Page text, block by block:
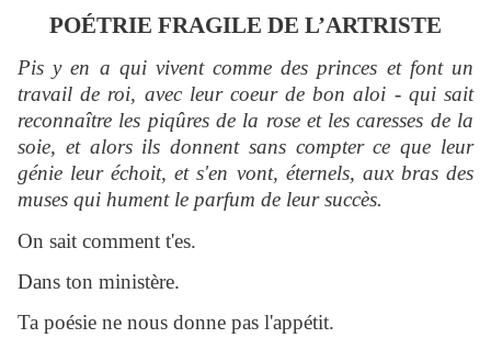
POÉTRIE FRAGILE DE L’ARTRISTE
Pis y en a qui vivent comme des princes et font un
travail de roi, avec leur coeur de bon aloi - qui sait
reconnaître les piqûres de la rose et les caresses de la
soie, et alors ils donnent sans compter ce que leur
génie leur échoit, et s'en vont, éternels, aux bras des
muses qui hument le parfum de leur succès.
On sait comment t'es.
Dans ton ministère.
Ta poésie ne nous donne pas l'appétit.